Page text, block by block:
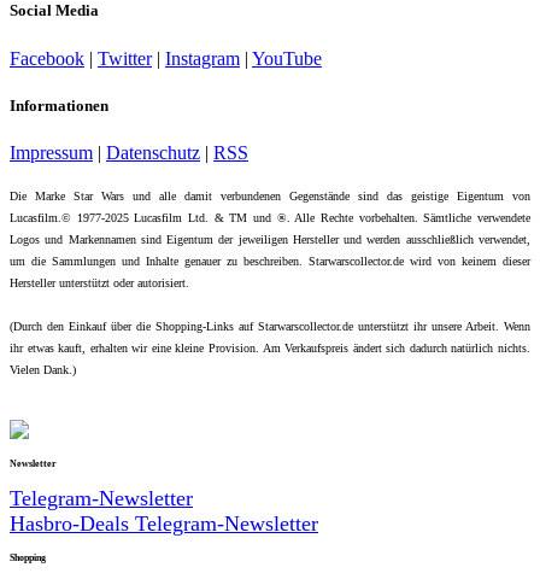
Social Media
Facebook | Twitter| Instagram | YouTube
Informationen
Impressum | Datenschutz | RSS
Die Marke Star Wars und alle damit verbundenen Gegenstände sind das geistige Eigentum von
Lucasfilm.© 1977-2025 Lucasfilm Ltd. & TM und ®. Alle Rechte vorbehalten. Sämtliche verwendete
Logos und Markennamen sind Eigentum der jeweiligen Hersteller und werden ausschließlich verwendet,
um die Sammlungen und Inhalte genauer zu beschreiben. Starwarscollector.de wird von keinem dieser
Hersteller unterstützt oder autorisiert.
(Durch den Einkauf über die Shopping-Links auf Starwarscollector.de unterstützt ihr unsere Arbeit. Wenn
ihr etwas kauft, erhalten wir eine kleine Provision. Am Verkaufspreis ändert sich dadurch natürlich nichts.
Vielen Dank.)
Newsletter
Telegram-Newsletter
Hasbro-Deals Telegram-Newsletter
Shopping